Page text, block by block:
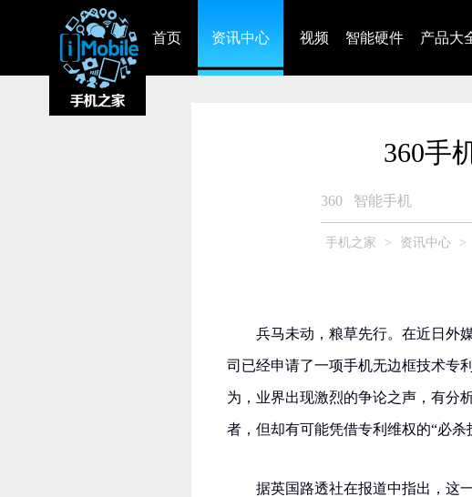
首页 资讯中心 视频 智能硬件 产品大
360手
360 智能手机
手机之家 > 资讯中心 >
兵马未动，粮草先行。在近日外
司已经申请了一项手机无边框技术专
为，业界出现激烈的争论之声，有分
者，但却有可能凭借专利维权的“必杀
据英国路透社在报道中指出，这